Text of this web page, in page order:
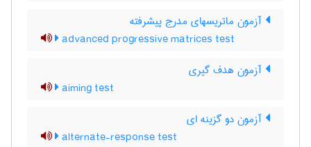
آزمون ماتریسهای مدرج پیشرفته
advanced progressive matrices test
آزمون هدف گیری
aiming test
آزمون دو گزینه ای
alternate-response test